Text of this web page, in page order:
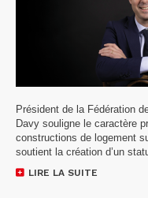
Président de la Fédération
Davy souligne le caractère
constructions de logement
soutient la création d’un
LIRE LA SUITE